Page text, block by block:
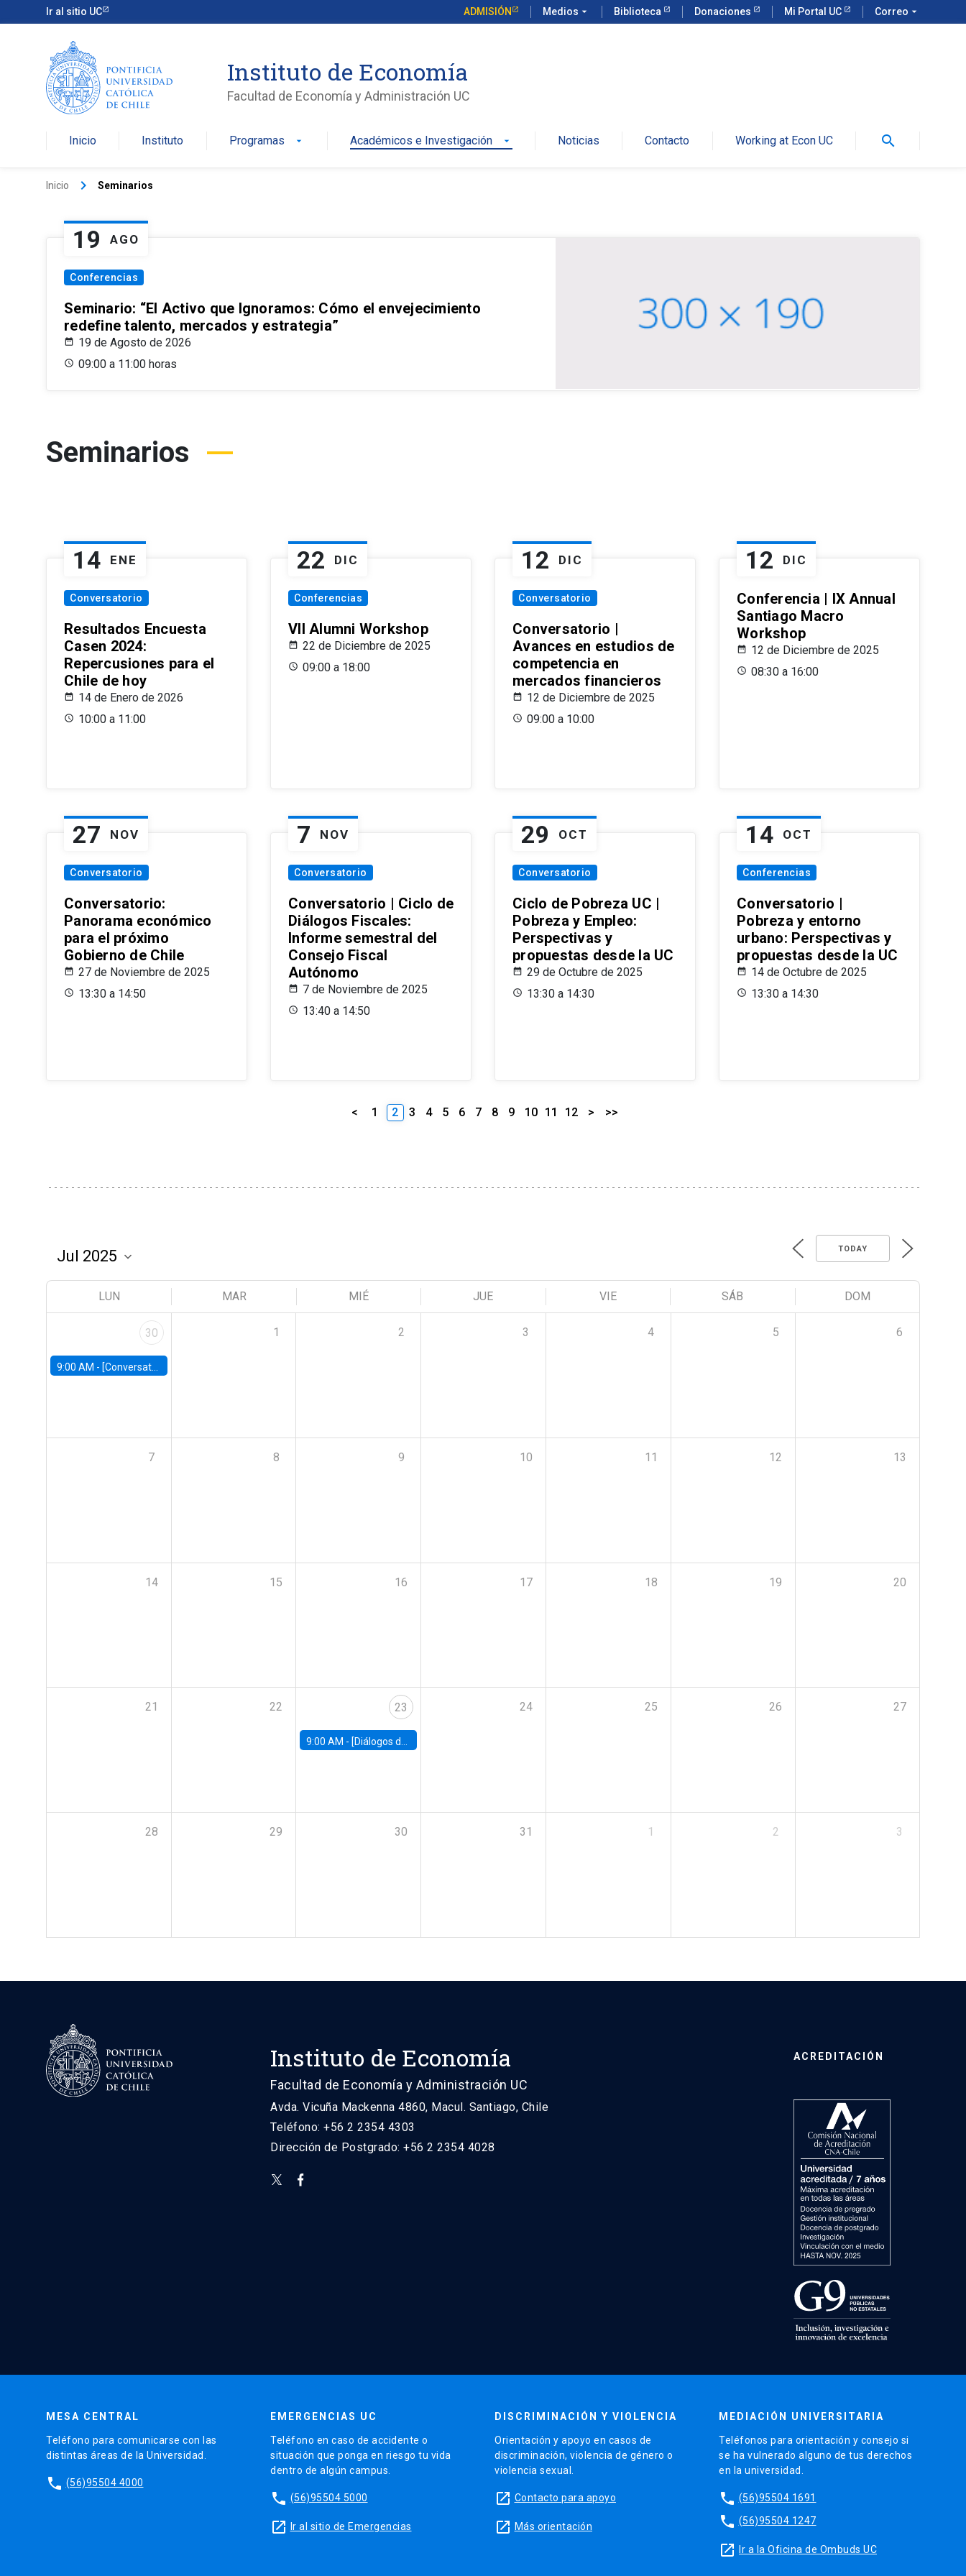
Ir al sitio UC ADMISIÓN Medios arrow_drop_down Biblioteca Donaciones Mi Portal UC Correo arrow_drop_down
Instituto de Economía
Facultad de Economía y Administración UC
Inicio Instituto Programas arrow_drop_down Académicos e Investigación arrow_drop_down Noticias Contacto Working at Econ UC search
Inicio keyboard_arrow_right Seminarios
19 AGO
Conferencias
Seminario: “El Activo que Ignoramos: Cómo el envejecimiento
redefine talento, mercados y estrategia”
19 de Agosto de 2026
09:00 a 11:00 horas
Seminarios
14 ENE
Conversatorio
Resultados Encuesta
Casen 2024:
Repercusiones para el
Chile de hoy
14 de Enero de 2026
10:00 a 11:00
22 DIC
Conferencias
VII Alumni Workshop
22 de Diciembre de 2025
09:00 a 18:00
12 DIC
Conversatorio
Conversatorio |
Avances en estudios de
competencia en
mercados financieros
12 de Diciembre de 2025
09:00 a 10:00
12 DIC
Conferencia | IX Annual
Santiago Macro
Workshop
12 de Diciembre de 2025
08:30 a 16:00
27 NOV
Conversatorio
Conversatorio:
Panorama económico
para el próximo
Gobierno de Chile
27 de Noviembre de 2025
13:30 a 14:50
7 NOV
Conversatorio
Conversatorio | Ciclo de
Diálogos Fiscales:
Informe semestral del
Consejo Fiscal
Autónomo
7 de Noviembre de 2025
13:40 a 14:50
29 OCT
Conversatorio
Ciclo de Pobreza UC |
Pobreza y Empleo:
Perspectivas y
propuestas desde la UC
29 de Octubre de 2025
13:30 a 14:30
14 OCT
Conferencias
Conversatorio |
Pobreza y entorno
urbano: Perspectivas y
propuestas desde la UC
14 de Octubre de 2025
13:30 a 14:30
< 1 2 3 4 5 6 7 8 9 10 11 12 > >>
TODAY
LUN MAR MIÉ JUE VIE SÁB DOM
30
9:00 AM - [Conversatorio] El futuro de Chile: Visiones para reactivar el crecimiento
1 2 3 4 5 6
7 8 9 10 11 12 13
14 15 16 17 18 19 20
21 22 23
9:00 AM - [Diálogos de Compromiso Público] Implementación de la reforma previsional: Desafíos y oportunidades
24 25 26 27
28 29 30 31 1 2 3
Instituto de Economía
Facultad de Economía y Administración UC
Avda. Vicuña Mackenna 4860, Macul. Santiago, Chile
Teléfono: +56 2 2354 4303
Dirección de Postgrado: +56 2 2354 4028
ACREDITACIÓN
MESA CENTRAL
Teléfono para comunicarse con las
distintas áreas de la Universidad.
phone (56)95504 4000
EMERGENCIAS UC
Teléfono en caso de accidente o
situación que ponga en riesgo tu vida
dentro de algún campus.
phone (56)95504 5000
launch Ir al sitio de Emergencias
DISCRIMINACIÓN Y VIOLENCIA
Orientación y apoyo en casos de
discriminación, violencia de género o
violencia sexual.
launch Contacto para apoyo
launch Más orientación
MEDIACIÓN UNIVERSITARIA
Teléfonos para orientación y consejo si
se ha vulnerado alguno de tus derechos
en la universidad.
phone (56)95504 1691
phone (56)95504 1247
launch Ir a la Oficina de Ombuds UC